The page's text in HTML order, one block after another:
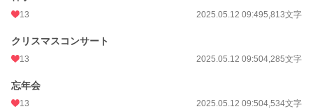
13 2025.05.12 09:495,813文字
クリスマスコンサート
13 2025.05.12 09:504,285文字
忘年会
13 2025.05.12 09:504,534文字